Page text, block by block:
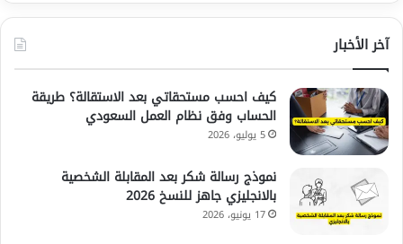
آخر الأخبار
كيف احسب مستحقاتي بعد الاستقالة؟ طريقة
الحساب وفق نظام العمل السعودي
5 يوليو، 2026
نموذج رسالة شكر بعد المقابلة الشخصية
بالانجليزي جاهز للنسخ 2026
17 يونيو، 2026